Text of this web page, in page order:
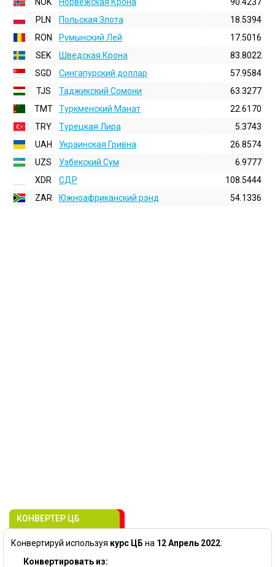
PLN
Польская Злота
18.5394
RON
Румынский Лей
17.5016
SEK
Шведская Крона
83.8022
SGD
Сингапурский доллар
57.9584
TJS
Таджикский Сомони
63.3277
TMT
Туркменский Манат
22.6170
TRY
Турецкая Лира
5.3743
UAH
Украинская Гривна
26.8574
UZS
Узбекский Сум
6.9777
XDR
СДР
108.5444
ZAR
Южноафриканский рэнд 54.1336
КОНВЕРТЕР ЦБ
Конвертируй используя курс ЦБ на 12 Апрель 2022:
Конвертировать из: